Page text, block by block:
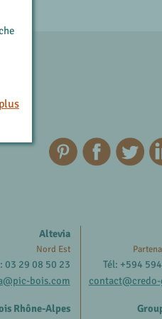
Altevia
Nord Est
03 29 08 50 23
bois.com
Rhône-Alpes
Tél: +594